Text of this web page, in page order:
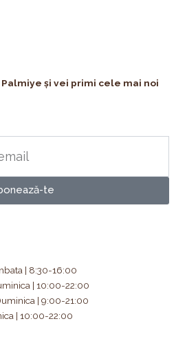
și vei primi cele mai noi
te
| 8:30-16:00
| 10:00-22:00
| 9:00-21:00
| 10:00-22:00